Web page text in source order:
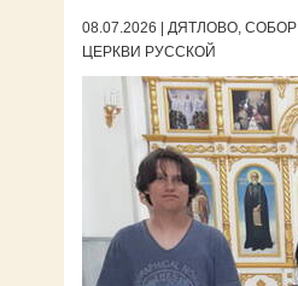
08.07.2026 | ДЯТЛОВО,
ЦЕРКВИ РУССКОЙ